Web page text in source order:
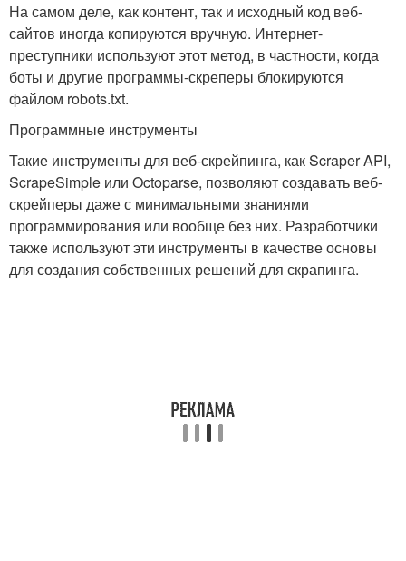
На самом деле, как контент, так и исходный код веб-
сайтов иногда копируются вручную. Интернет-
преступники используют этот метод, в частности, когда
боты и другие программы-скреперы блокируются
файлом robots.txt.
Программные инструменты
Такие инструменты для веб-скрейпинга, как Scraper API,
ScrapeSimple или Octoparse, позволяют создавать веб-
скрейперы даже с минимальными знаниями
программирования или вообще без них. Разработчики
также используют эти инструменты в качестве основы
для создания собственных решений для скрапинга.